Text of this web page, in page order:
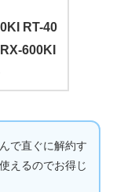
RT-40
600KI
で直ぐに解約す
えるのでお得じ